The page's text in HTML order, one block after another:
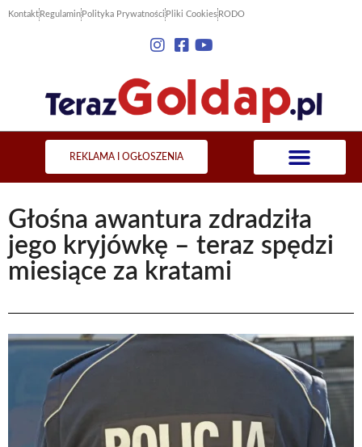
Kontakt Regulamin Polityka Prywatności Pliki Cookies RODO
REKLAMA I OGŁOSZENIA
Głośna awantura zdradziła
jego kryjówkę – teraz spędzi
miesiące za kratami